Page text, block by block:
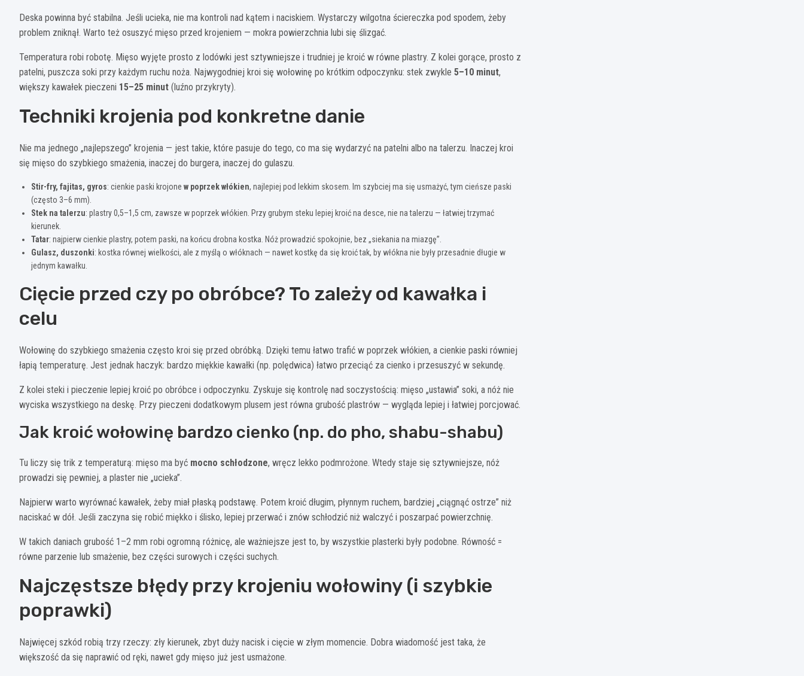
Deska powinna być stabilna. Jeśli ucieka, nie ma kontroli nad kątem i naciskiem. Wystarczy wilgotna ściereczka pod spodem, żeby
problem zniknął. Warto też osuszyć mięso przed krojeniem — mokra powierzchnia lubi się ślizgać.
Temperatura robi robotę. Mięso wyjęte prosto z lodówki jest sztywniejsze i trudniej je kroić w równe plastry. Z kolei gorące, prosto z
patelni, puszcza soki przy każdym ruchu noża. Najwygodniej kroi się wołowinę po krótkim odpoczynku: stek zwykle 5–10 minut,
większy kawałek pieczeni 15–25 minut (luźno przykryty).
Techniki krojenia pod konkretne danie
Nie ma jednego „najlepszego” krojenia — jest takie, które pasuje do tego, co ma się wydarzyć na patelni albo na talerzu. Inaczej kroi
się mięso do szybkiego smażenia, inaczej do burgera, inaczej do gulaszu.
Stir-fry, fajitas, gyros: cienkie paski krojone w poprzek włókien, najlepiej pod lekkim skosem. Im szybciej ma się usmażyć, tym cieńsze paski
(często 3–6 mm).
Stek na talerzu: plastry 0,5–1,5 cm, zawsze w poprzek włókien. Przy grubym steku lepiej kroić na desce, nie na talerzu — łatwiej trzymać
kierunek.
Tatar: najpierw cienkie plastry, potem paski, na końcu drobna kostka. Nóż prowadzić spokojnie, bez „siekania na miazgę”.
Gulasz, duszonki: kostka równej wielkości, ale z myślą o włóknach — nawet kostkę da się kroić tak, by włókna nie były przesadnie długie w
jednym kawałku.
Cięcie przed czy po obróbce? To zależy od kawałka i
celu
Wołowinę do szybkiego smażenia często kroi się przed obróbką. Dzięki temu łatwo trafić w poprzek włókien, a cienkie paski równiej
łapią temperaturę. Jest jednak haczyk: bardzo miękkie kawałki (np. polędwica) łatwo przeciąć za cienko i przesuszyć w sekundę.
Z kolei steki i pieczenie lepiej kroić po obróbce i odpoczynku. Zyskuje się kontrolę nad soczystością: mięso „ustawia” soki, a nóż nie
wyciska wszystkiego na deskę. Przy pieczeni dodatkowym plusem jest równa grubość plastrów — wygląda lepiej i łatwiej porcjować.
Jak kroić wołowinę bardzo cienko (np. do pho, shabu-shabu)
Tu liczy się trik z temperaturą: mięso ma być mocno schłodzone, wręcz lekko podmrożone. Wtedy staje się sztywniejsze, nóż
prowadzi się pewniej, a plaster nie „ucieka”.
Najpierw warto wyrównać kawałek, żeby miał płaską podstawę. Potem kroić długim, płynnym ruchem, bardziej „ciągnąć ostrze” niż
naciskać w dół. Jeśli zaczyna się robić miękko i ślisko, lepiej przerwać i znów schłodzić niż walczyć i poszarpać powierzchnię.
W takich daniach grubość 1–2 mm robi ogromną różnicę, ale ważniejsze jest to, by wszystkie plasterki były podobne. Równość =
równe parzenie lub smażenie, bez części surowych i części suchych.
Najczęstsze błędy przy krojeniu wołowiny (i szybkie
poprawki)
Najwięcej szkód robią trzy rzeczy: zły kierunek, zbyt duży nacisk i cięcie w złym momencie. Dobra wiadomość jest taka, że
większość da się naprawić od ręki, nawet gdy mięso już jest usmażone.